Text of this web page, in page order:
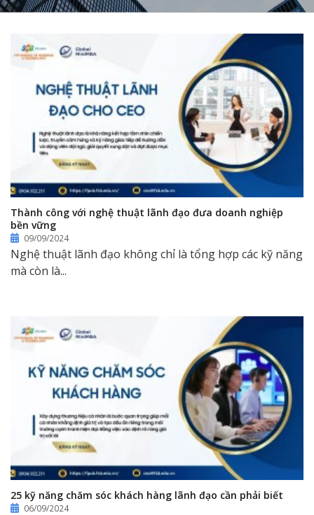
Thành công với nghệ thuật lãnh đạo đưa doanh nghiệp
bền vững
09/09/2024
Nghệ thuật lãnh đạo không chỉ là tổng hợp các kỹ năng
mà còn là...
25 kỹ năng chăm sóc khách hàng lãnh đạo cần phải biết
06/09/2024